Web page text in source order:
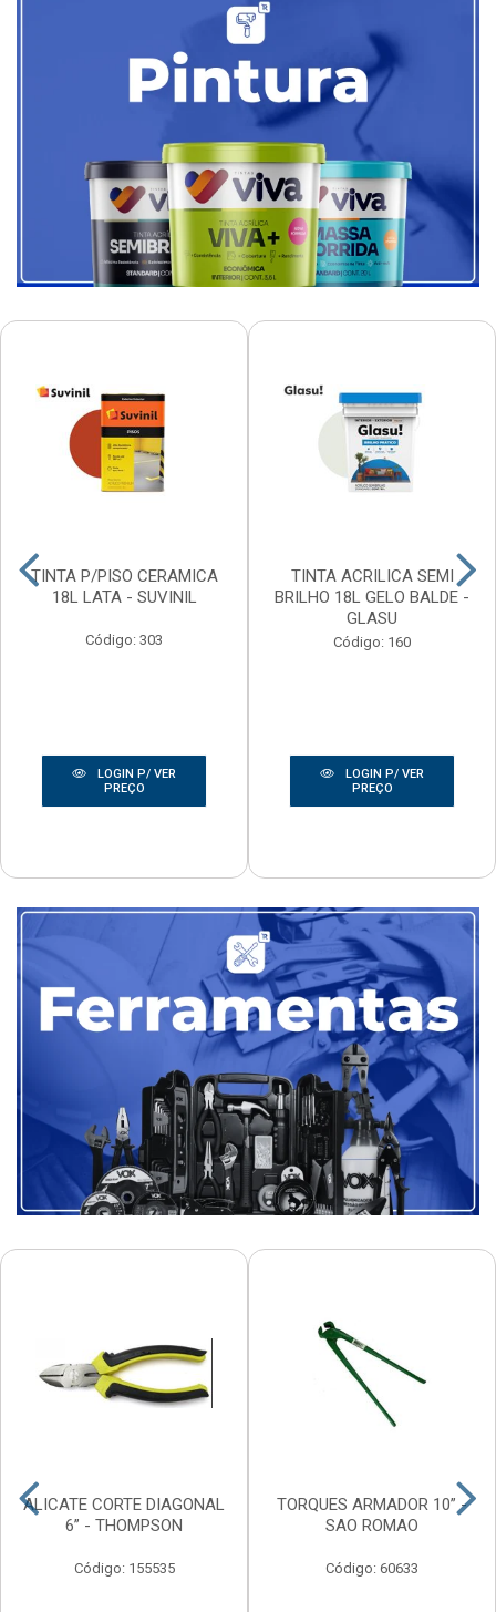
TINTA P/PISO CERAMICA
18L LATA - SUVINIL
Código: 303
LOGIN P/ VER
PREÇO
TINTA ACRILICA SEMI
BRILHO 18L GELO BALDE -
GLASU
Código: 160
LOGIN P/ VER
PREÇO
ALICATE CORTE DIAGONAL
6” - THOMPSON
Código: 155535
TORQUES ARMADOR 10” -
SAO ROMAO
Código: 60633